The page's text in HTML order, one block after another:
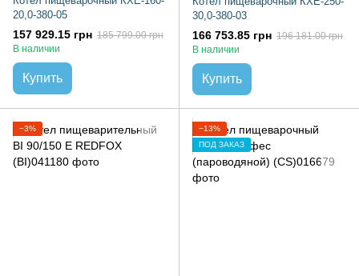
20,0-380-05
157 929.15 грн 185 799.00 грн
В наличии
Купить
30,0-380-03
166 753.85 грн 196 181.00 грн
В наличии
Купить
−3%
−13%
ПОД ЗАКАЗ